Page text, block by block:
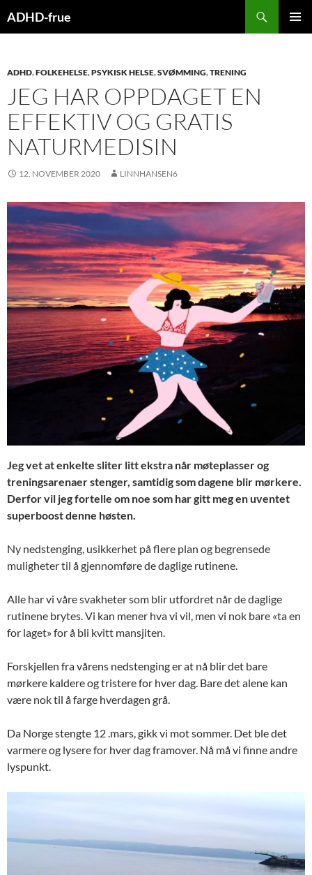
tilADHD-frue
ADHD,FOLKEHELSE,PSYKISK HELSE,SVØMMING,TRENING
JEG HAR OPPDAGET EN
EFFEKTIV OG GRATIS
NATURMEDISIN
12. NOVEMBER 2020 LINNHANSEN6
Jeg vet at enkelte sliter litt ekstra når møteplasser og
treningsarenaer stenger, samtidig som dagene blir mørkere.
Derfor vil jeg fortelle om noe som har gitt meg en uventet
superboost denne høsten.
Ny nedstenging, usikkerhet på flere plan og begrensede
muligheter til å gjennomføre de daglige rutinene.
Alle har vi våre svakheter som blir utfordret når de daglige
rutinene brytes. Vi kan mener hva vi vil, men vi nok bare «ta en
for laget» for å bli kvitt mansjiten.
Forskjellen fra vårens nedstenging er at nå blir det bare
mørkere kaldere og tristere for hver dag. Bare det alene kan
være nok til å farge hverdagen grå.
Da Norge stengte 12 .mars, gikk vi mot sommer. Det ble det
varmere og lysere for hver dag framover. Nå må vi finne andre
lyspunkt.